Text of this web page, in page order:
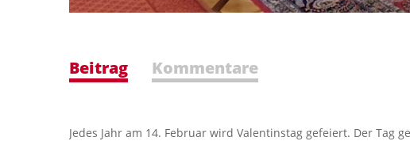
Beitrag Kommentare
Jedes Jahr am 14. Februar wird Valentinstag gefeiert. Der Tag